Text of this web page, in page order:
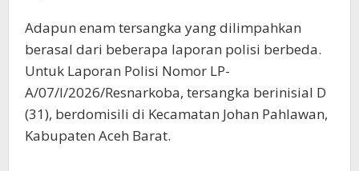
Adapun enam tersangka yang dilimpahkan
berasal dari beberapa laporan polisi berbeda.
Untuk Laporan Polisi Nomor LP-
A/07/I/2026/Resnarkoba, tersangka berinisial D
(31), berdomisili di Kecamatan Johan Pahlawan,
Kabupaten Aceh Barat.